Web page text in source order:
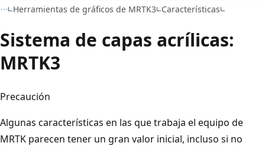
Herramientas de gráficos de MRTK3 Características
Sistema de capas acrílicas:
MRTK3
Precaución
Algunas características en las que trabaja el equipo de
MRTK parecen tener un gran valor inicial, incluso si no